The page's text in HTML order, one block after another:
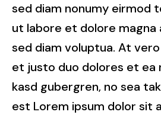
sed diam nonumy eirmod
ut labore et dolore magna
sed diam voluptua. At
et justo duo dolores et ea
kasd gubergren, no sea
est Lorem ipsum dolor sit